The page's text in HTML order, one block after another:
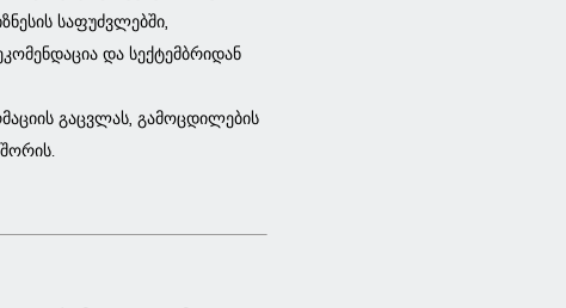
საფუძვლებში,
და სექტემბრიდან
გაცვლას, გამოცდილების